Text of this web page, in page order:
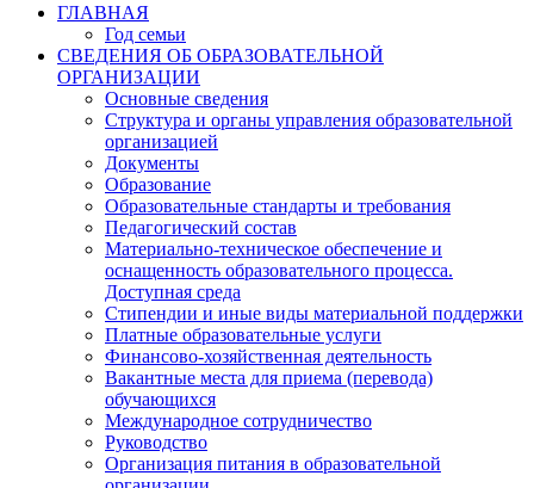
ГЛАВНАЯ
Год семьи
СВЕДЕНИЯ ОБ ОБРАЗОВАТЕЛЬНОЙ
ОРГАНИЗАЦИИ
Основные сведения
Структура и органы управления образовательной
организацией
Документы
Образование
Образовательные стандарты и требования
Педагогический состав
Материально-техническое обеспечение и
оснащенность образовательного процесса.
Доступная среда
Стипендии и иные виды материальной поддержки
Платные образовательные услуги
Финансово-хозяйственная деятельность
Вакантные места для приема (перевода)
обучающихся
Международное сотрудничество
Руководство
Организация питания в образовательной